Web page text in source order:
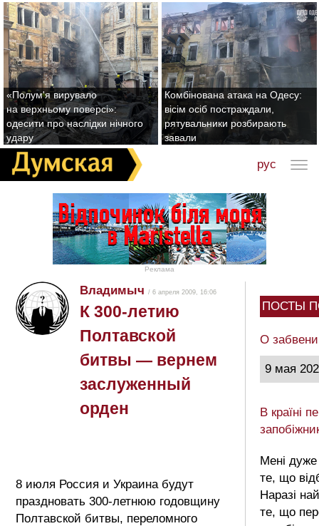
«Полум'я вирувало
на верхньому поверсі»:
одесити про наслідки нічного
удару
Комбінована атака на Одесу:
вісім осіб постраждали,
рятувальники розбирають
завали
рус
Реклама
Владимыч / 6 апреля 2009, 16:06
К 300-летию
Полтавской
битвы — вернем
заслуженный
орден
8 июля Россия и Украина будут
праздновать 300-летнюю годовщину
Полтавской битвы, переломного
ПОСТЫ
О
9 мая
В країні
Мені
те, що
Наразі
те, що